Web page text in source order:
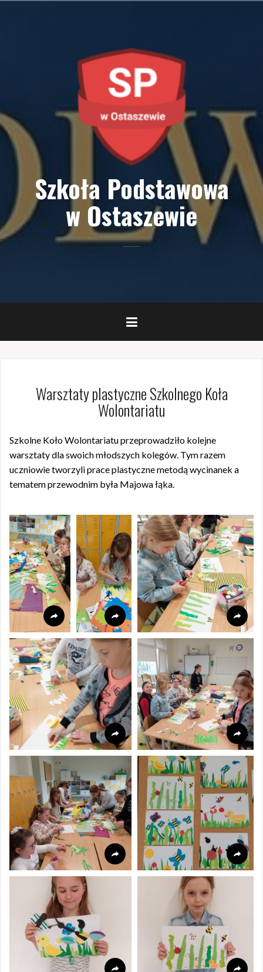
Szkoła Podstawowa
w Ostaszewie
Warsztaty plastyczne Szkolnego Koła
Wolontariatu
Szkolne Koło Wolontariatu przeprowadziło kolejne
warsztaty dla swoich młodszych kolegów. Tym razem
uczniowie tworzyli prace plastyczne metodą wycinanek a
tematem przewodnim była Majowa łąka.